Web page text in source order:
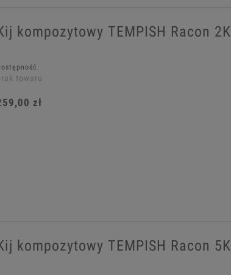
kompozytowy TEMPISH Racon 2K
towaru
zł
kompozytowy TEMPISH Racon 5K